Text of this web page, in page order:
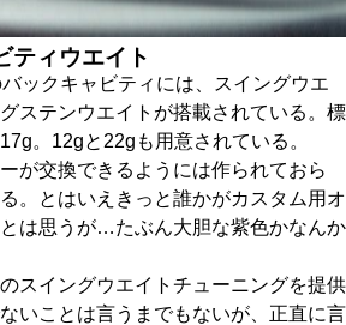
ティウエイト
ックキャビティには、スイングウエ
ステンウエイトが搭載されている。標
。12gと22gも用意されている。
が交換できるようには作られておら
。とはいえきっと誰かがカスタム用オ
は思うが…たぶん大胆な紫色かなんか
スイングウエイトチューニングを提供
いことは言うまでもないが、正直に言